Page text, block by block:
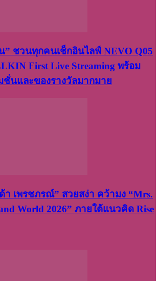
” ชวนทุกคนเช็กอินไลฟ์ NEVO Q05
First Live Streaming พร้อม
ชั่นและของรางวัลมากมาย
า เพรชภรณ์” สวยสง่า คว้ามง “Mrs.
World 2026” ภายใต้แนวคิด Rise